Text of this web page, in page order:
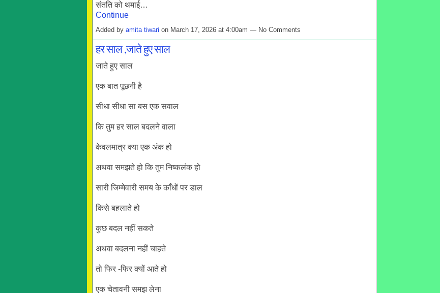
संतति को थमाई…
Continue
Added by amita tiwari on March 17, 2026 at 4:00am — No Comments
हर साल ,जाते हुए साल
जाते हुए साल
एक बात पूछनी है
सीधा सीधा सा बस एक सवाल
कि तुम हर साल बदलने वाला
केवलमात्र क्या एक अंक हो
अथवा समझते हो कि तुम निष्कलंक हो
सारी जिम्मेवारी समय के काँधों पर डाल
किसे बहलाते हो
कुछ बदल नहीं सकते
अथवा बदलना नहीं चाहते
तो फिर -फिर क्यों आते हो
एक चेतावनी समझ लेना